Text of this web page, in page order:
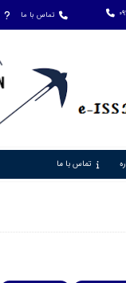
تماس با ما
تماس با ما